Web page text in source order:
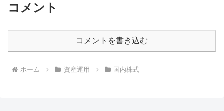
コメント
コメントを書き込む
ホーム 資産運用 国内株式